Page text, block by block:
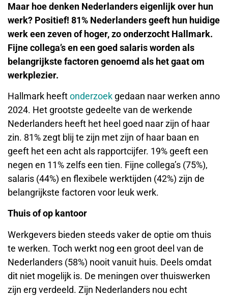
Maar hoe denken Nederlanders eigenlijk over hun
werk? Positief! 81% Nederlanders geeft hun huidige
werk een zeven of hoger, zo onderzocht Hallmark.
Fijne collega’s en een goed salaris worden als
belangrijkste factoren genoemd als het gaat om
werkplezier.
Hallmark heeftonderzoek gedaan naar werken anno
2024. Het grootste gedeelte van de werkende
Nederlanders heeft het heel goed naar zijn of haar
zin. 81% zegt blij te zijn met zijn of haar baan en
geeft het een acht als rapportcijfer. 19% geeft een
negen en 11% zelfs een tien. Fijne collega’s (75%),
salaris (44%) en flexibele werktijden (42%) zijn de
belangrijkste factoren voor leuk werk.
Thuis of op kantoor
Werkgevers bieden steeds vaker de optie om thuis
te werken. Toch werkt nog een groot deel van de
Nederlanders (58%) nooit vanuit huis. Deels omdat
dit niet mogelijk is. De meningen over thuiswerken
zijn erg verdeeld. Zijn Nederlanders nou echt